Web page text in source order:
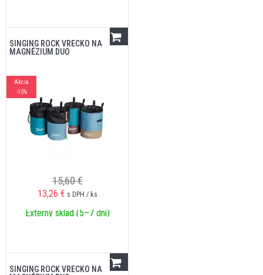
SINGING ROCK VRECKO NA
MAGNÉZIUM DUO
Akcia
-15%
15,60 €
13,26 € s DPH / ks
Externý sklad (5–7 dní)
SINGING ROCK VRECKO NA